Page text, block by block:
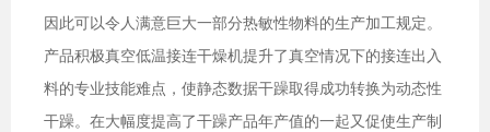
因此可以令人满意巨大一部分热敏性物料的生产加工规定。
产品积极真空低温接连干燥机提升了真空情况下的接连出入
料的专业技能难点，使静态数据干躁取得成功转换为动态性
干躁。在大幅度提高了干躁产品年产值的一起又促使生产制